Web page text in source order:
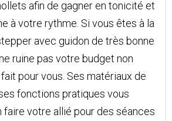
afin de gagner en tonicité et
à votre rythme. Si vous êtes à la
avec guidon de très bonne
ruine pas votre budget non
pour vous. Ses matériaux de
fonctions pratiques vous
faire votre allié pour des séances